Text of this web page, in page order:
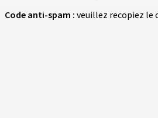
Code anti-spam : veuillez recopiez le